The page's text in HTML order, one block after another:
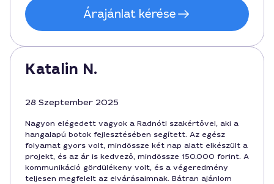
Árajánlat kérése
Katalin N.
28 Szeptember 2025
Nagyon elégedett vagyok a Radnóti szakértővel, aki a
hangalapú botok fejlesztésében segített. Az egész
folyamat gyors volt, mindössze két nap alatt elkészült a
projekt, és az ár is kedvező, mindössze 150.000 forint. A
kommunikáció gördülékeny volt, és a végeredmény
teljesen megfelelt az elvárásaimnak. Bátran ajánlom